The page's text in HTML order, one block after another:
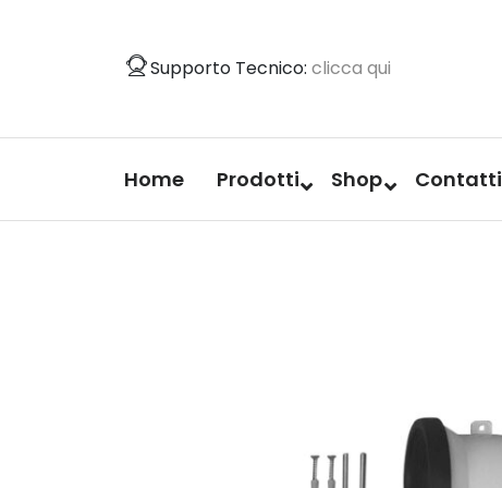
Supporto Tecnico: clicca qui
Home Prodotti Shop Contatti